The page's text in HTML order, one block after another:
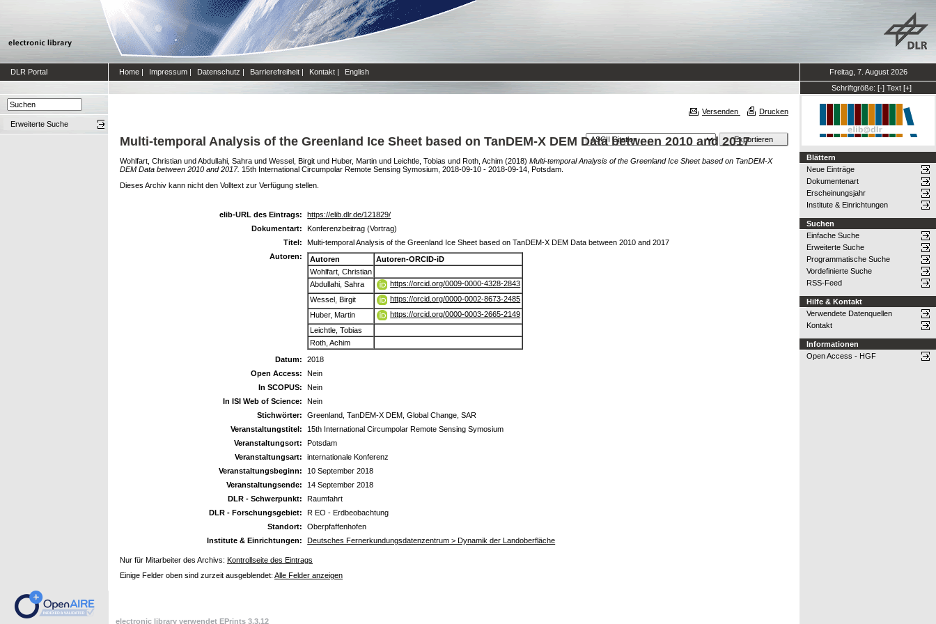
DLR Portal Home | Impressum | Datenschutz | Barrierefreiheit | Kontakt | English
Freitag, 7. August 2026
Schriftgröße: [-] Text [+]
Erweiterte Suche
Versenden Drucken
Multi-temporal Analysis of the Greenland Ice Sheet based on TanDEM-X DEM Data between 2010 and 2017
Wohlfart, Christian undAbdullahi, Sahra und Wessel, Birgit und Huber, Martin und Leichtle, Tobias und Roth, Achim (2018) Multi-temporal Analysis of the Greenland Ice Sheet based on TanDEM-X
DEM Data between 2010 and 2017. 15th International Circumpolar Remote Sensing Symosium, 2018-09-10 - 2018-09-14, Potsdam.
Dieses Archiv kann nicht den Volltext zur Verfügung stellen.
elib-URL des Eintrags:
https://elib.dlr.de/121829/
Dokumentart:
Konferenzbeitrag (Vortrag)
Titel:
Multi-temporal Analysis of the Greenland Ice Sheet based on TanDEM-X DEM Data between 2010 and 2017
Autoren:
Autoren
Autoren-ORCID-iD
Wohlfart, Christian
Abdullahi, Sahra
https://orcid.org/0009-0000-4328-2843
Wessel, Birgit
https://orcid.org/0000-0002-8673-2485
Huber, Martin
https://orcid.org/0000-0003-2665-2149
Leichtle, Tobias
Roth, Achim
Datum:
2018
Open Access:
Nein
In SCOPUS:
Nein
In ISI Web of Science:
Nein
Stichwörter:
Greenland, TanDEM-X DEM, Global Change, SAR
Veranstaltungstitel:
15th International Circumpolar Remote Sensing Symosium
Veranstaltungsort:
Potsdam
Veranstaltungsart:
internationale Konferenz
Veranstaltungsbeginn:
10 September 2018
Veranstaltungsende:
14 September 2018
DLR - Schwerpunkt:
Raumfahrt
DLR - Forschungsgebiet:
R EO - Erdbeobachtung
Standort:
Oberpfaffenhofen
Institute & Einrichtungen:
Deutsches Fernerkundungsdatenzentrum > Dynamik der Landoberfläche
Nur für Mitarbeiter des Archivs: Kontrollseite des Eintrags
Einige Felder oben sind zurzeit ausgeblendet: Alle Felder anzeigen
Blättern
Neue Einträge
Dokumentenart
Erscheinungsjahr
Institute & Einrichtungen
Suchen
Einfache Suche
Erweiterte Suche
Programmatische Suche
Vordefinierte Suche
RSS-Feed
Hilfe & Kontakt
Verwendete Datenquellen
Kontakt
Informationen
Open Access - HGF
electronic library verwendet EPrints 3.3.12